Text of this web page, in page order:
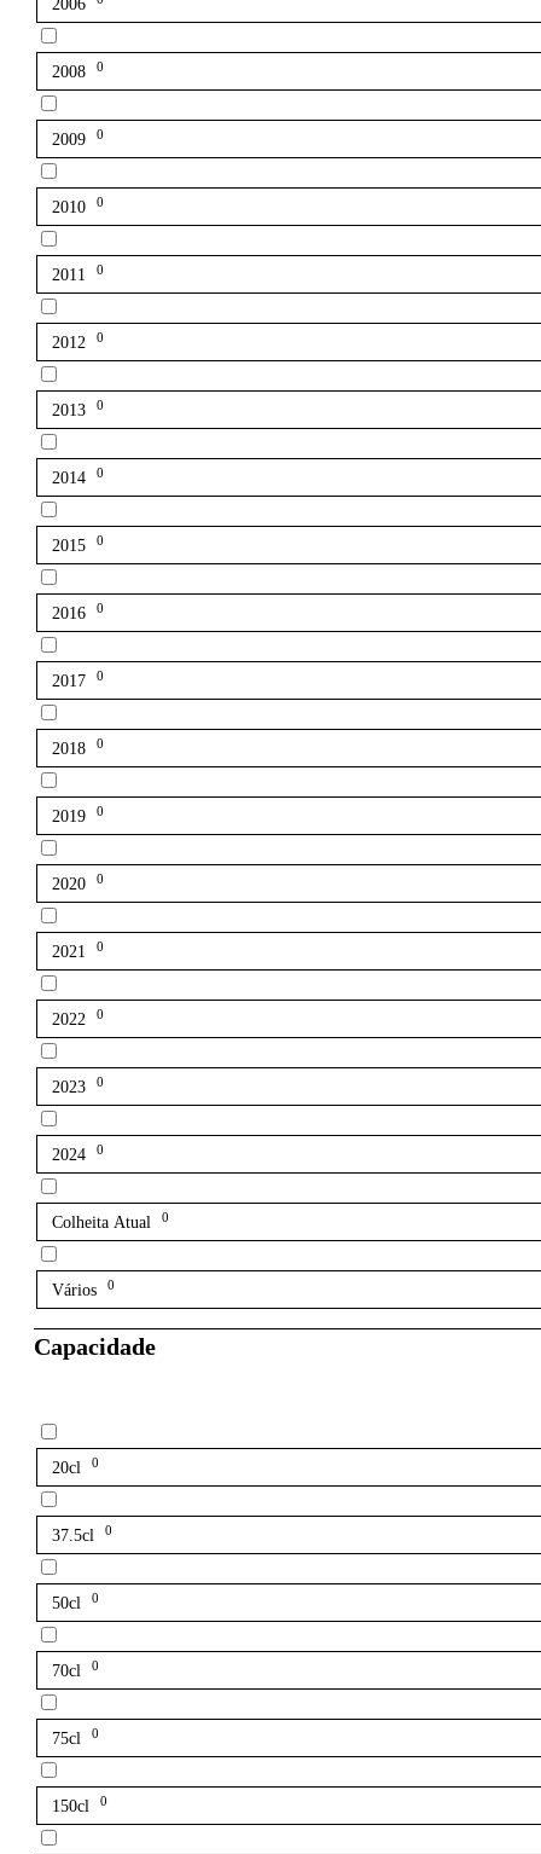
2006
2008 0
2009 0
2010 0
2011 0
2012 0
2013 0
2014 0
2015 0
2016 0
2017 0
2018 0
2019 0
2020 0
2021 0
2022 0
2023 0
2024 0
Colheita Atual 0
Vários 0
Capacidade
20cl 0
37.5cl 0
50cl 0
70cl 0
75cl 0
150cl 0